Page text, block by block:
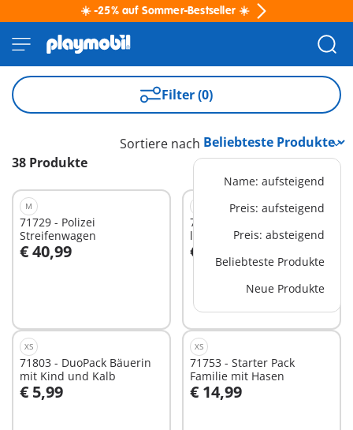
☀️ -25% auf Sommer-Bestseller ☀️
Filter (0)
38 Produkte
Sortiere nach
Name: aufsteigend
Preis: aufsteigend
Preis: absteigend
Beliebteste Produkte
Neue Produkte
M
71729 - Polizei
Streifenwagen
€ 40,99
In den Warenkorb
71825 - Feuerwehr Quad
löscht Heckenbrand
€ 19,99In den Warenkorb
XS
71803 - DuoPack Bäuerin
mit Kind und Kalb
€ 5,99
In den Warenkorb
XS
71753 - Starter Pack
Familie mit Hasen
€ 14,99
In den Warenkorb